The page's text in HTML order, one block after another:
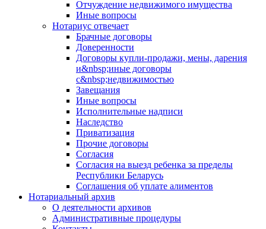
Отчуждение недвижимого имущества
Иные вопросы
Нотариус отвечает
Брачные договоры
Доверенности
Договоры купли-продажи, мены, дарения
и&nbsp;иные договоры
с&nbsp;недвижимостью
Завещания
Иные вопросы
Исполнительные надписи
Наследство
Приватизация
Прочие договоры
Согласия
Согласия на выезд ребенка за пределы
Республики Беларусь
Соглашения об уплате алиментов
Нотариальный архив
О деятельности архивов
Административные процедуры